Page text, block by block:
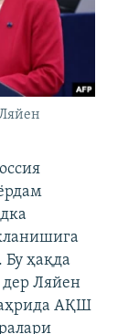
Бу ҳақда
дер Ляйен
АҚШ